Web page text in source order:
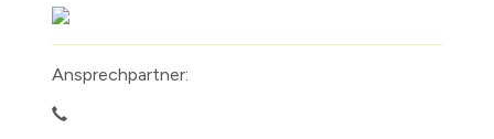
Ansprechpartner: